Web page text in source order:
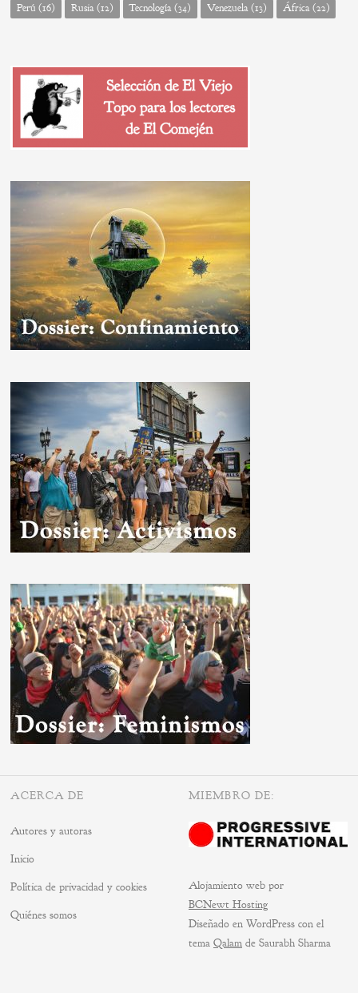
Perú (16) Rusia(12) Tecnología(34) Venezuela(13) África(22)
ACERCA DE
Autores y autoras
Inicio
Política de privacidad y cookies
Quiénes somos
MIEMBRO DE:
Alojamiento web por
BCNewt Hosting
Diseñado en WordPress con el
tema Qalamde Saurabh Sharma